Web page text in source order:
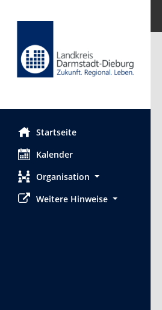
Startseite
Kalender
Organisation
Weitere Hinweise